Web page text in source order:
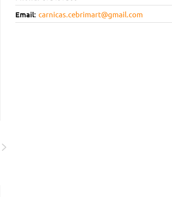
Email: carnicas.cebrimart@gmail.com